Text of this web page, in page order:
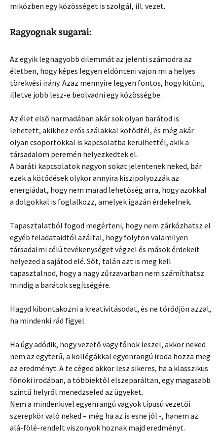
miközben egy közösséget is szolgál, ill. vezet.
Ragyognak sugarai:
Az egyik legnagyobb dilemmát az jelenti számodra az
életben, hogy képes legyen eldönteni vajon mi a helyes
törekvési irány. Azaz mennyire legyen fontos, hogy kitűnj,
illetve jobb lesz-e beolvadni egy közösségbe.
Az élet első harmadában akár sok olyan barátod is
lehetett, akikhez erős szálakkal kötődtél, és még akár
olyan csoportokkal is kapcsolatba kerülhettél, akik a
társadalom peremén helyezkedtek el.
A baráti kapcsolatok nagyon sokat jelentenek neked, bár
ezek a kötődések olykor annyira kiszipolyozzák az
energiádat, hogy nem marad lehetőség arra, hogy azokkal
a dolgokkal is foglalkozz, amelyek igazán érdekelnek.
Tapasztalatból fogod megérteni, hogy nem zárkózhatsz el
egyéb feladataidtól azáltal, hogy folyton valamilyen
társadalmi célú tevékenységet végzel és mások érdekeit
helyezed a sajátod elé. Sőt, talán azt is meg kell
tapasztalnod, hogy a nagy zűrzavarban nem számíthatsz
mindig a barátok segítségére.
Hagyd kibontakozni a kreativitásodat, és ne törődjön azzal,
ha mindenki rád figyel.
Ha úgy adódik, hogy vezető vagy főnök leszel, akkor neked
nem az egyterű, a kollégákkal egyenrangú iroda hozza meg
az eredményt. A te céged akkor lesz sikeres, ha a klasszikus
főnöki irodában, a többiektől elszeparáltan, egy magasabb
szintű helyről menedzseled az ügyeket.
Nem a mindenkivel egyenrangú vagyok típusú vezetői
szerepkör való neked – még ha az is esne jól -, hanem az
alá-fölé-rendelt viszonyok hoznak majd eredményt.